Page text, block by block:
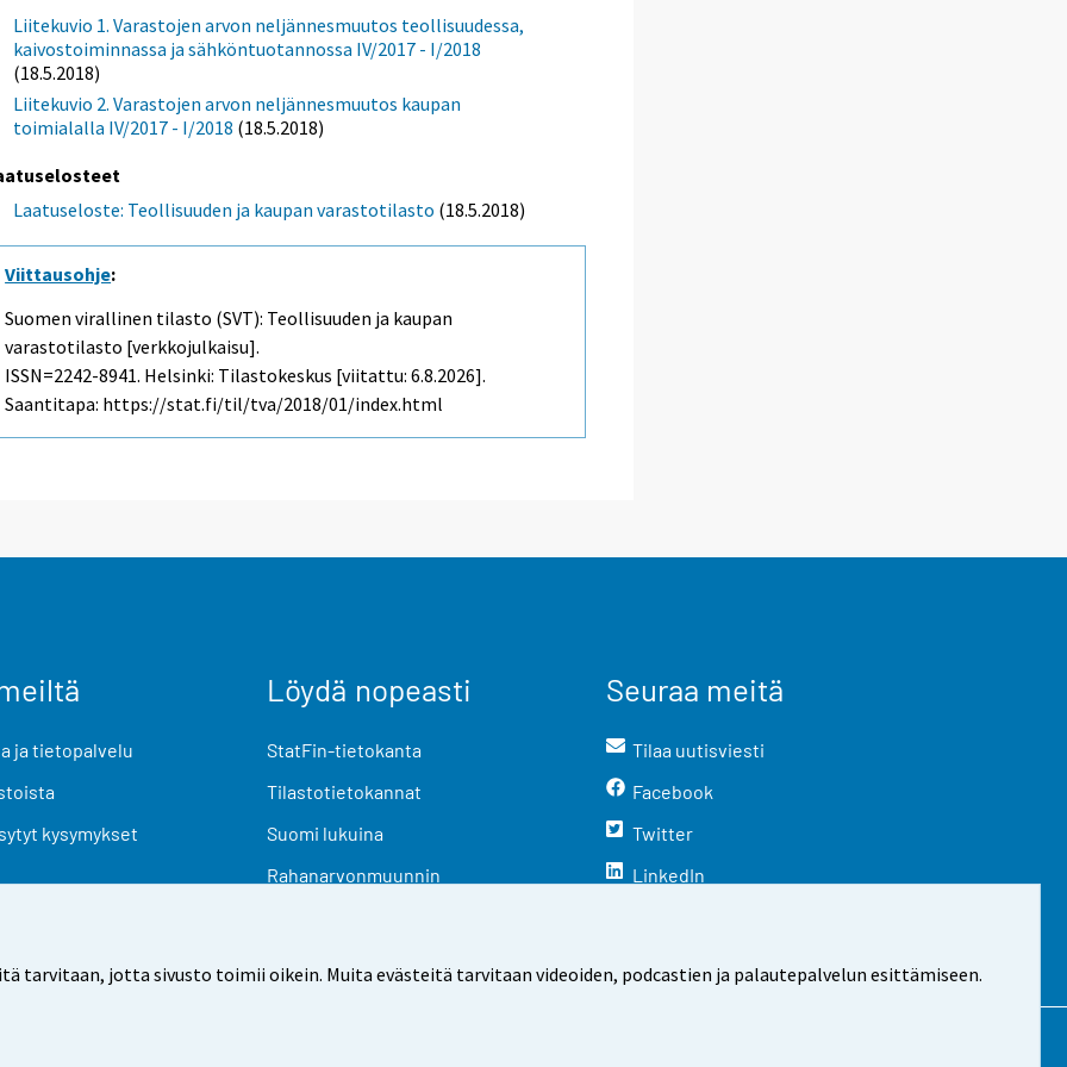
tarvitaan, jotta sivusto toimii oikein. Muita evästeitä tarvitaan videoiden, podcastien ja palautepalvelun esittämiseen.
Liitekuvio 1. Varastojen arvon neljännesmuutos teollisuudessa,
kaivostoiminnassa ja sähköntuotannossa IV/2017 - I/2018
(18.5.2018)
Liitekuvio 2. Varastojen arvon neljännesmuutos kaupan
toimialalla IV/2017 - I/2018 (18.5.2018)
Laatuseloste: Teollisuuden ja kaupan varastotilasto (18.5.2018)
Viittausohje:
Suomen virallinen tilasto (SVT): Teollisuuden ja kaupan
varastotilasto [verkkojulkaisu].
ISSN=2242-8941. Helsinki: Tilastokeskus [viitattu: 6.8.2026].
Saantitapa: https://stat.fi/til/tva/2018/01/index.html
ja tietopalvelu
kysymykset
Löydä nopeasti
StatFin-tietokanta
Tilastotietokannat
Suomi lukuina
Rahanarvonmuunnin
Seuraa meitä
Tilaa uutisviesti
Facebook
Twitter
LinkedIn